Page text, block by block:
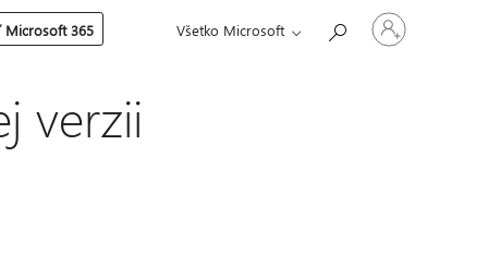
Microsoft 365 Všetko Microsoft
Prihláste
sa
verzii